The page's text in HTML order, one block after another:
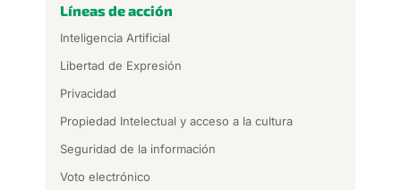
Líneas de acción
Inteligencia Artificial
Libertad de Expresión
Privacidad
Propiedad Intelectual y acceso a la cultura
Seguridad de la información
Voto electrónico